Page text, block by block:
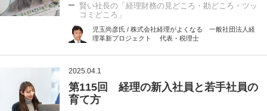
賢い社長の「経理財務の見どころ・勘どころ・ツッ
コミどころ」
児玉尚彦氏 / 株式会社経理がよくなる 一般社団法人経
理革新プロジェクト 代表・税理士
2025.04.1
第115回 経理の新入社員と若手社員の
育て方